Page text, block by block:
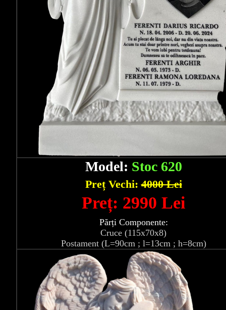
Model: Stoc 620
Preț Vechi:4000 Lei
Preț: 2990 Lei
Părți Componente:
Cruce (115x70x8)
Postament (L=90cm ; l=13cm ; h=8cm)